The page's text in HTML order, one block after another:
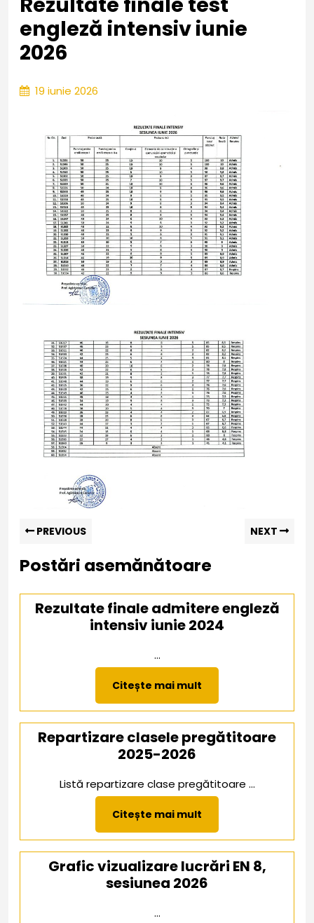
engleză intensiv iunie
2026
19 iunie 2026
Navigare
articole
PREVIOUS NEXT
Postări asemănătoare
Rezultate finale admitere engleză
intensiv iunie 2024
...
Citește mai mult
mai
mult
Repartizare clasele pregătitoare
2025-2026
Listă repartizare clase pregătitoare ...
Citește mai mult
mai
mult
Grafic vizualizare lucrări EN 8,
sesiunea 2026
...